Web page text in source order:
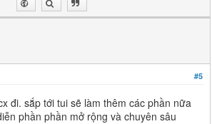
#5
đi. sắp tới tui sẽ làm thêm các phần nữa
phần phần mở rộng và chuyên sâu